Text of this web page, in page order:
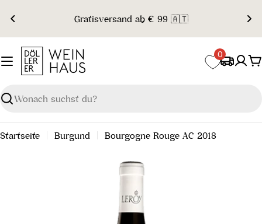
Inhalt
springen
Gratisversand ab € 99 🇦🇹
Suchen
0
Startseite Burgund Bourgogne Rouge AC 2018